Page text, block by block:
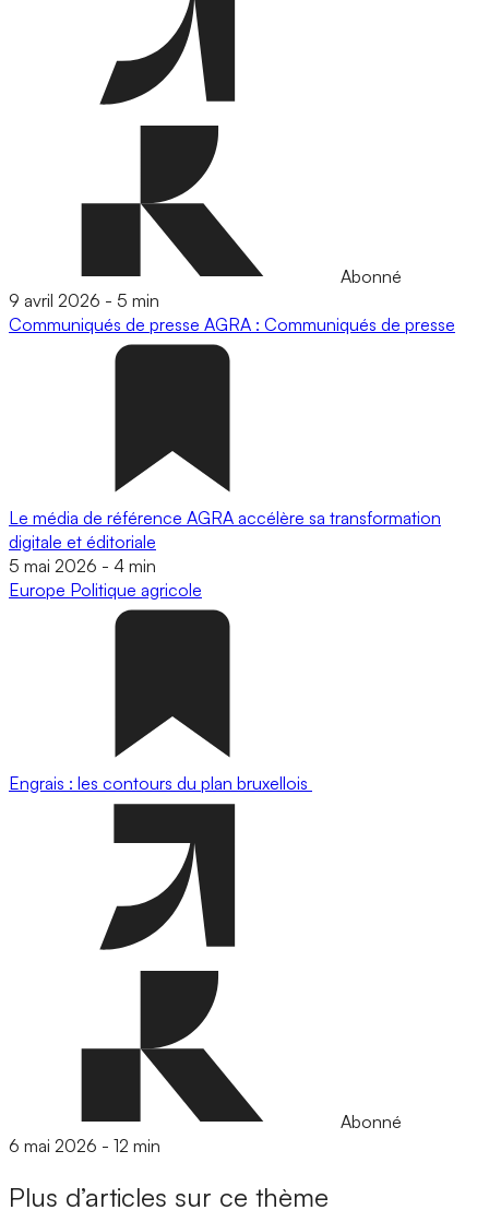
Abonné
9 avril 2026 - 5 min
Communiqués de presse AGRA : Communiqués de presse
Le média de référence AGRA accélère sa transformation
digitale et éditoriale
5 mai 2026 - 4 min
Europe Politique agricole
Engrais : les contours du plan bruxellois
Abonné
6 mai 2026 - 12 min
Plus d’articles sur ce thème